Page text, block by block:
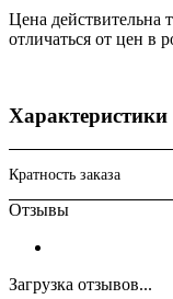
Цена действительна
отличаться от цен в
Характеристики
Кратность заказа
Отзывы
Загрузка отзывов...